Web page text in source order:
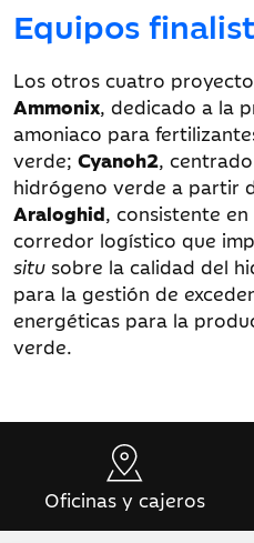
Equipos
Los otros cuatro
Ammonix, dedicado a la
amoniaco para
verde; Cyanoh2,
hidrógeno verde a partir
Araloghid, consistente
corredor logístico que
situ sobre la calidad del
para la gestión de
energéticas para la
verde.
Oficinas y cajeros